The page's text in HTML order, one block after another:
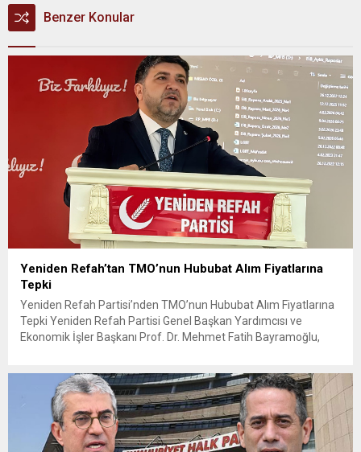
Benzer Konular
Yeniden Refah’tan TMO’nun Hububat Alım Fiyatlarına
Tepki
Yeniden Refah Partisi’nden TMO’nun Hububat Alım Fiyatlarına
Tepki Yeniden Refah Partisi Genel Başkan Yardımcısı ve
Ekonomik İşler Başkanı Prof. Dr. Mehmet Fatih Bayramoğlu,
fiyatların çiftçinin artan maliyetlerini karşılamaktan uzak
olduğunu savunarak fiyatların yeniden değerlendirilmesi
çağrısında...